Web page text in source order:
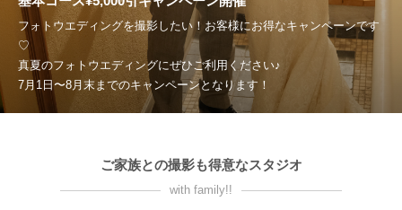
フォトウエディングを撮影したい！お客様にお得なキャンペーンです
♡
真夏のフォトウエディングにぜひご利用ください♪
7月1日〜8月末までのキャンペーンとなります！
ご家族との撮影も得意なスタジオ
with family!!